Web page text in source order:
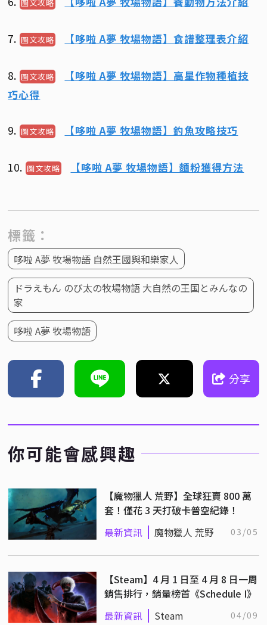
圖文攻略
7.圖文攻略 【哆啦 A夢 牧場物語】食譜整理表介紹
8.圖文攻略
【哆啦 A夢 牧場物語】高星作物種植技
巧心得
9.圖文攻略 【哆啦 A夢 牧場物語】釣魚攻略技巧
10.圖文攻略 【哆啦 A夢 牧場物語】麵粉獲得方法
標籤：
哆啦 A夢 牧場物語 自然王國與和樂家人
ドラえもん のび太の牧場物語 大自然の王国とみんなの
家
哆啦 A夢 牧場物語
分享
你可能會感興趣
【魔物獵人 荒野】全球狂賣 800 萬
套！僅花 3 天打破卡普空紀錄！
最新資訊 魔物獵人 荒野 03/05
【Steam】4 月 1 日至 4 月 8 日一周
銷售排行，銷量榜首《Schedule I》
最新資訊 Steam 04/09